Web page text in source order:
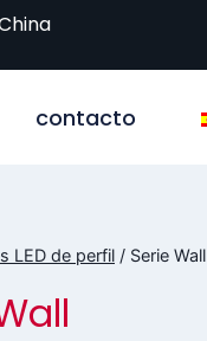
contacto
LED de perfil / Serie Wall